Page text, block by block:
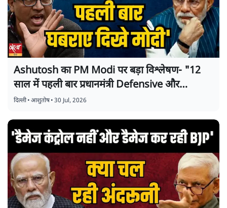
Ashutosh का PM Modi पर बड़ा विश्लेषण- "12
साल में पहली बार प्रधानमंत्री Defensive और
Nervous हैं!"
दिल्ली•आशुतोष•30 Jul, 2026